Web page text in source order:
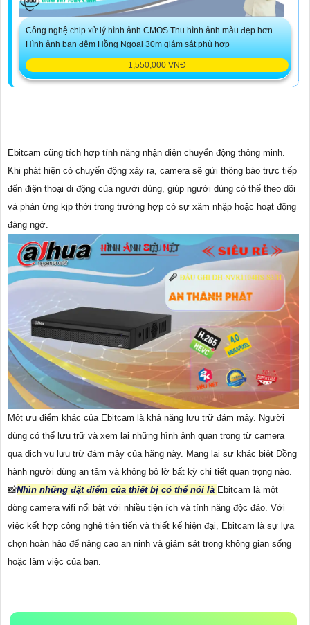
Công nghệ chip xử lý hình ảnh CMOS Thu hình ảnh màu đẹp hơn
Hình ảnh ban đêm Hồng Ngoại 30m giám sát phù hơp
1,550,000 VNĐ
Ebitcam cũng tích hợp tính năng nhận diện chuyển động thông minh.
Khi phát hiện có chuyển động xảy ra, camera sẽ gửi thông báo trực tiếp
đến điện thoại di động của người dùng, giúp người dùng có thể theo dõi
và phản ứng kịp thời trong trường hợp có sự xâm nhập hoặc hoạt động
đáng ngờ.
Một ưu điểm khác của Ebitcam là khả năng lưu trữ đám mây. Người
dùng có thể lưu trữ và xem lại những hình ảnh quan trọng từ camera
qua dịch vụ lưu trữ đám mây của hãng này. Mang lại sự khác biệt Đồng
hành người dùng an tâm và không bỏ lỡ bất kỳ chi tiết quan trọng nào.
📸Nhìn những đặt điểm của thiết bị có thể nói là Ebitcam là một
dòng camera wifi nổi bật với nhiều tiện ích và tính năng độc đáo. Với
việc kết hợp công nghệ tiên tiến và thiết kế hiện đại, Ebitcam là sự lựa
chọn hoàn hảo để nâng cao an ninh và giám sát trong không gian sống
hoặc làm việc của bạn.